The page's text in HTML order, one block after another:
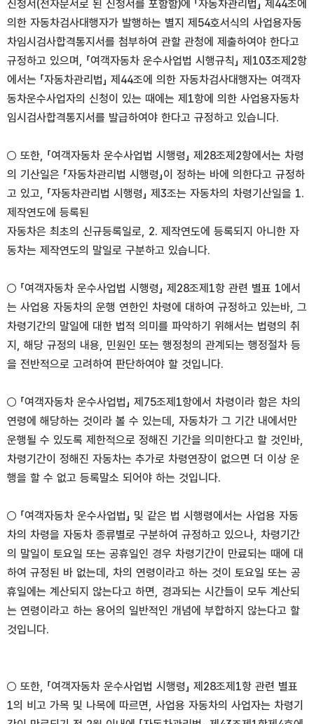
신청서(전자문서로 된 신청서를 포함함)에 「자동차관리법」 제44조에
의한 자동차검사대행자가 발행하는 별지 제54호서식의 사업용자동
차임시검사합격통지서를 첨부하여 관할 관청에 제출하여야 한다고
규정하고 있으며, 「여객자동차 운수사업법 시행규칙」 제103조제2항
에서는 「자동차관리법」 제44조에 의한 자동차검사대행자는 여객자
동차운수사업자의 신청이 있는 때에는 제1항에 의한 사업용자동차
임시검사합격통지서를 발급하여야 한다고 규정하고 있습니다.
○ 또한, 「여객자동차 운수사업법 시행령」 제28조제2항에서는 차령
의 기산일은 「자동차관리법 시행령」이 정하는 바에 의한다고 규정하
고 있고, 「자동차관리법 시행령」 제3조는 자동차의 차령기산일을 1.
제작연도에 등록된
자동차은 최초의 신규등록일로, 2. 제작연도에 등록되지 아니한 자
동차는 제작연도의 말일로 구분하고 있습니다.
○ 「여객자동차 운수사업법 시행령」 제28조제1항 관련 별표 1에서
는 사업용 자동차의 운행 연한인 차령에 대하여 규정하고 있는바, 그
차령기간의 말일에 대한 법적 의미를 파악하기 위해서는 법령의 취
지, 해당 규정의 내용, 민원인 또는 행정청의 관계되는 행정절차 등
을 전반적으로 고려하여 판단하여야 할 것입니다.
○ 「여객자동차 운수사업법」 제75조제1항에서 차령이라 함은 차의
연령에 해당하는 것이라 볼 수 있는데, 자동차가 그 기간 내에서만
운행될 수 있도록 제한적으로 정해진 기간을 의미한다고 할 것인바,
차령기간이 정해진 자동차는 추가로 차령연장이 없으면 더 이상 운
행을 할 수 없고 등록말소 되어야 하는 것입니다.
○ 「여객자동차 운수사업법」 및 같은 법 시행령에서는 사업용 자동
차의 차령을 자동차 종류별로 구분하여 규정하고 있으나, 차령기간
의 말일이 토요일 또는 공휴일인 경우 차령기간이 만료되는 때에 대
하여 규정된 바 없는데, 차의 연령이라고 하는 것이 토요일 또는 공
휴일에는 계산되지 않는다고 하면, 경과되는 시간들이 모두 계산되
는 연령이라고 하는 용어의 일반적인 개념에 부합하지 않는다고 할
것입니다.
○ 또한, 「여객자동차 운수사업법 시행령」 제28조제1항 관련 별표
1의 비고 가목 및 나목에 따르면, 사업용 자동차의 사업자는 차령기